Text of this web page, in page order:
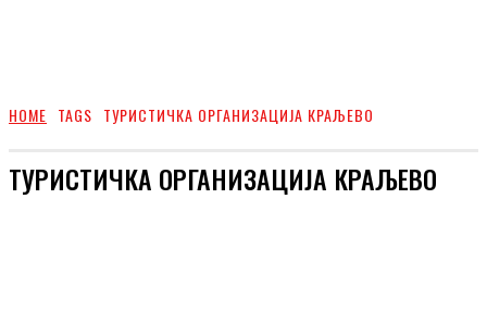
HOME TAGS ТУРИСТИЧКА ОРГАНИЗАЦИЈА КРАЉЕВО
ТУРИСТИЧКА ОРГАНИЗАЦИЈА КРАЉЕВО